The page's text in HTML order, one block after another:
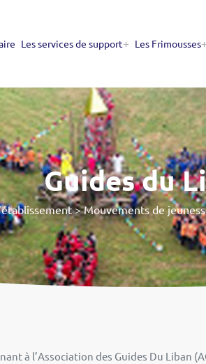
Les services de support+ Les Frimousses+
Guides du
> Mouvements de
à l’Association des Guides Du Liban